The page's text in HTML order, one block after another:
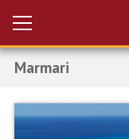
Вход за агенти
РАННИ
Marmari